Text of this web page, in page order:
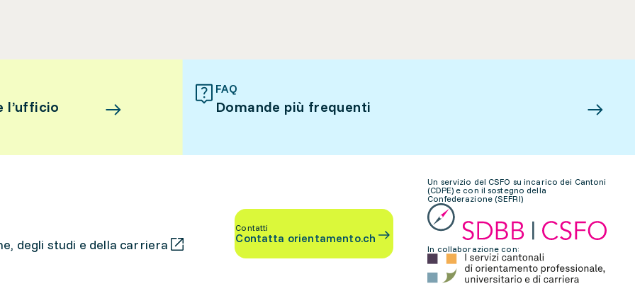
l’ufficio
FAQ
Domande più frequenti
degli studi e della carriera
Contatti
Contatta orientamento.ch
Un servizio del CSFO su incarico dei Cantoni
(CDPE) e con il sostegno della
Confederazione (SEFRI)
In collaborazione con: